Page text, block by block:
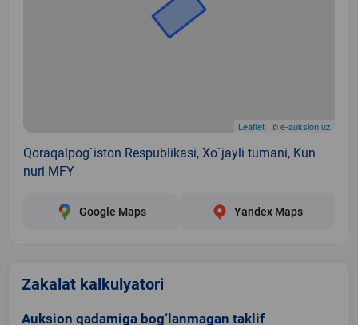
Leaflet | ©e-auksion.uz
Qoraqalpog`iston Respublikasi, Xo`jayli tumani, Kun
nuri MFY
Google Maps Yandex Maps
Zakalat kalkulyatori
Auksion qadamiga bog‘lanmagan taklif